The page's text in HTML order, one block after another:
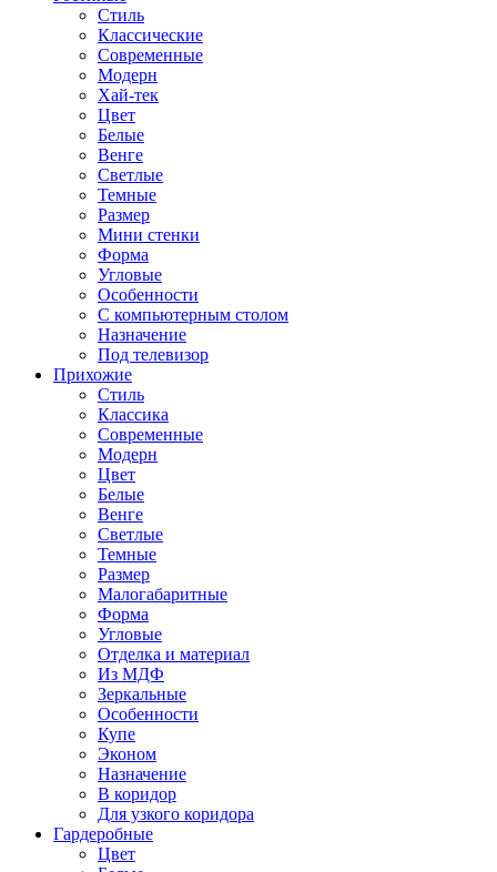
Стиль
Классические
Современные
Модерн
Хай-тек
Цвет
Белые
Венге
Светлые
Темные
Размер
Мини стенки
Форма
Угловые
Особенности
С компьютерным столом
Назначение
Под телевизор
Прихожие
Стиль
Классика
Современные
Модерн
Цвет
Белые
Венге
Светлые
Темные
Размер
Малогабаритные
Форма
Угловые
Отделка и материал
Из МДФ
Зеркальные
Особенности
Купе
Эконом
Назначение
В коридор
Для узкого коридора
Гардеробные
Цвет